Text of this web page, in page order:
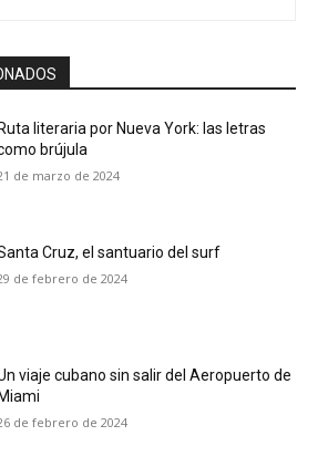
Ruta literaria por Nueva York: las letras
brújula
de marzo de 2024
Cruz, el santuario del surf
de febrero de 2024
viaje cubano sin salir del Aeropuerto de
Miami
de febrero de 2024